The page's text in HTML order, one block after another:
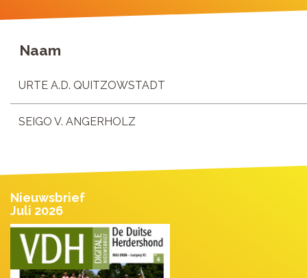
Naam
URTE A.D. QUITZOWSTADT
SEIGO V. ANGERHOLZ
Nieuwsbrief
Juli 2026